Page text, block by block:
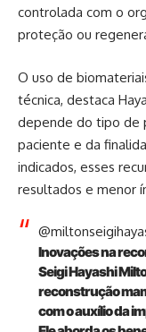
controlada com o
proteção ou
O uso de
técnica, destaca
depende do tipo de
paciente e da
indicados, esses
resultados e menor
Inovações na
Seigi Hayashi
reconstrução
com o auxílio da